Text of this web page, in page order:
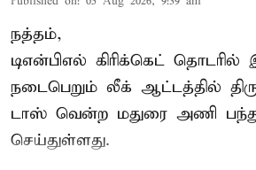
நத்தம்,
டிஎன்பிஎல் கிரிக்கெட் தொடரில்
நடைபெறும் லீக் ஆட்டத்தில்
டாஸ் வென்ற மதுரை அணி
செய்துள்ளது.